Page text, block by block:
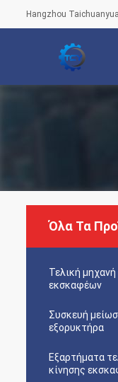
Hangzhou
Όλα Τα
Τελική μηχανή
εκσκαφέων
Συσκευή
εξορυκτήρα
Εξαρτήματα
κίνησης